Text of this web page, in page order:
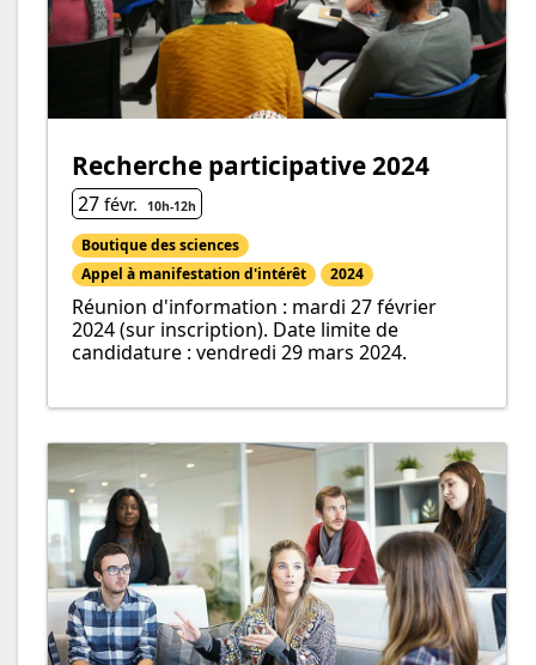
Recherche participative 2024
27 févr. 10h-12h
Boutique des sciences
Appel à manifestation d'intérêt
2024
Réunion d'information : mardi 27 février
2024 (sur inscription). Date limite de
candidature : vendredi 29 mars 2024.